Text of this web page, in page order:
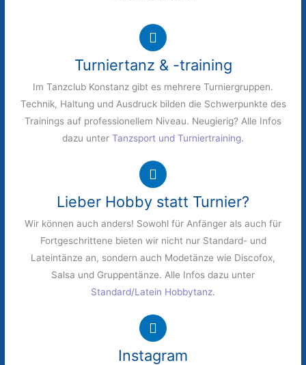
Turniertanz & -training
Im Tanzclub Konstanz gibt es mehrere Turniergruppen.
Technik, Haltung und Ausdruck bilden die Schwerpunkte des
Trainings auf professionellem Niveau. Neugierig? Alle Infos
dazu unter Tanzsport und Turniertraining.
Lieber Hobby statt Turnier?
Wir können auch anders! Sowohl für Anfänger als auch für
Fortgeschrittene bieten wir nicht nur Standard- und
Lateintänze an, sondern auch Modetänze wie Discofox,
Salsa und Gruppentänze. Alle Infos dazu unter
Standard/Latein Hobbytanz.
Instagram